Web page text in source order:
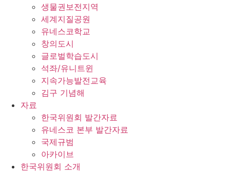
생물권보전지역
세계지질공원
유네스코학교
창의도시
글로벌학습도시
석좌/유니트윈
지속가능발전교육
김구 기념해
자료
한국위원회 발간자료
유네스코 본부 발간자료
국제규범
아카이브
한국위원회 소개